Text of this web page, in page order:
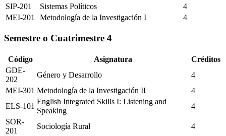
SIP-201
Sistemas Políticos
4
MEI-201
Metodología de la Investigación I 4
Semestre o Cuatrimestre 4
Código Asignatura
Créditos
GDE-
202
Género y Desarrollo
4
MEI-301 Metodología de la Investigación II
4
ELS-101
English Integrated Skills I: Listening and
Speaking
4
SOR-
201
Sociología Rural
4